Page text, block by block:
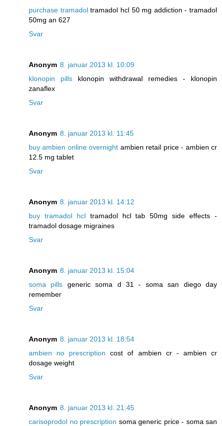
purchase tramadoltramadol hcl 50 mg addiction - tramadol
50mg an 627
Svar
Anonym 8. januar 2013 kl. 10:09
klonopin pills klonopin withdrawal remedies - klonopin
zanaflex
Svar
Anonym 8. januar 2013 kl. 11:45
buy ambien online overnight ambien retail price - ambien cr
12.5 mg tablet
Svar
Anonym 8. januar 2013 kl. 14:12
buy tramadol hcltramadol hcl tab 50mg side effects -
tramadol dosage migraines
Svar
Anonym 8. januar 2013 kl. 15:04
soma pills generic soma d 31 - soma san diego day
remember
Svar
Anonym 8. januar 2013 kl. 18:54
ambien no prescription cost of ambien cr - ambien cr
dosage weight
Svar
Anonym 8. januar 2013 kl. 21:45
carisoprodol no prescription soma generic price - soma san